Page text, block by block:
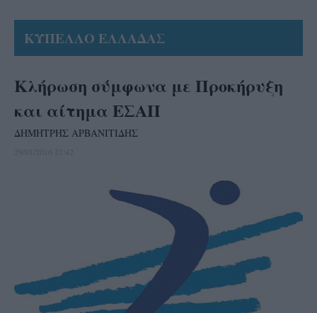
ΚΥΠΕΛΛΟ ΕΛΛΑΔΑΣ
Κλήρωση σύμφωνα με Προκήρυξη
και αίτημα ΕΣΑΠ
ΔΗΜΗΤΡΗΣ ΑΡΒΑΝΙΤΙΔΗΣ